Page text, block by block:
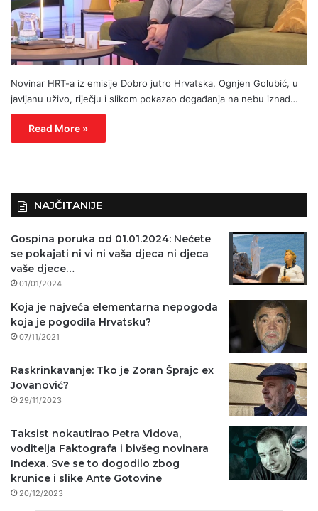
Novinar HRT-a iz emisije Dobro jutro Hrvatska, Ognjen Golubić, u
javljanu uživo, riječju i slikom pokazao događanja na nebu iznad…
Read More »
NAJČITANIJE
Gospina poruka od 01.01.2024: Nećete
se pokajati ni vi ni vaša djeca ni djeca
vaše djece…
01/01/2024
Koja je najveća elementarna nepogoda
koja je pogodila Hrvatsku?
07/11/2021
Raskrinkavanje: Tko je Zoran Šprajc ex
Jovanović?
29/11/2023
Taksist nokautirao Petra Vidova,
voditelja Faktografa i bivšeg novinara
Indexa. Sve se to dogodilo zbog
krunice i slike Ante Gotovine
20/12/2023